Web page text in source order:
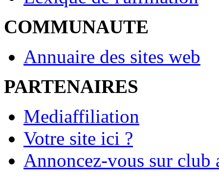
COMMUNAUTE
Annuaire des sites web
PARTENAIRES
Mediaffiliation
Votre site ici ?
Annoncez-vous sur